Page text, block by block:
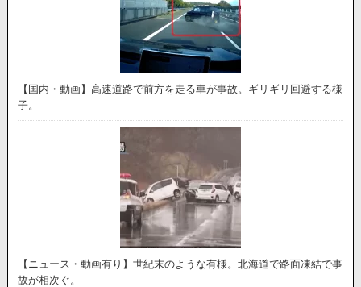
【国内・動画】高速道路で前方を走る車が事故。ギリギリ回避する様
子。
【ニュース・動画有り】世紀末のような有様。北海道で路面凍結で事
故が相次ぐ。